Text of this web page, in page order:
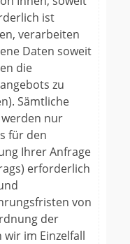
ist
verarbeiten
Daten soweit
die
zu
Sämtliche
nur
für den
Ihrer Anfrage
erforderlich
von
der
im Einzelfall